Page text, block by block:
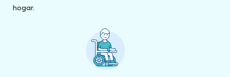
hogar.